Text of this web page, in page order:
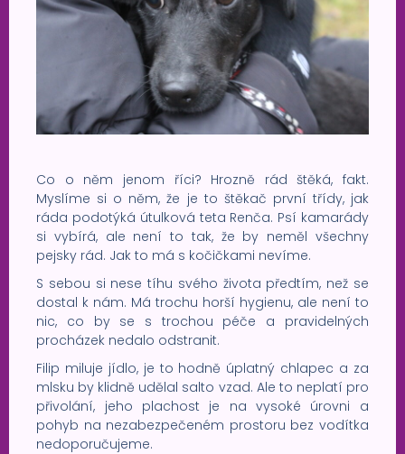
Co o něm jenom říci? Hrozně rád štěká, fakt.
Myslíme si o něm, že je to štěkač první třídy, jak
ráda podotýká útulková teta Renča. Psí kamarády
si vybírá, ale není to tak, že by neměl všechny
pejsky rád. Jak to má s kočičkami nevíme.
S sebou si nese tíhu svého života předtím, než se
dostal k nám. Má trochu horší hygienu, ale není to
nic, co by se s trochou péče a pravidelných
procházek nedalo odstranit.
Filip miluje jídlo, je to hodně úplatný chlapec a za
mlsku by klidně udělal salto vzad. Ale to neplatí pro
přivolání, jeho plachost je na vysoké úrovni a
pohyb na nezabezpečeném prostoru bez vodítka
nedoporučujeme.